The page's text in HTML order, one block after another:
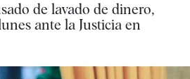
de lavado de dinero,
ante la Justicia en